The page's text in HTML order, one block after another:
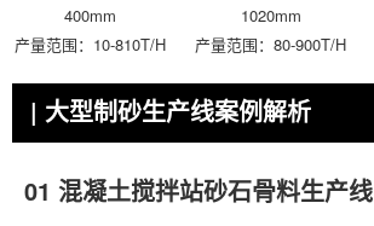
400mm
产量范围：10-810T/H
1020mm
产量范围：80-900T/H
| 大型制砂生产线案例解析
01 混凝土搅拌站砂石骨料生产线